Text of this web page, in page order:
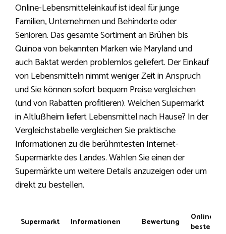
Online-Lebensmitteleinkauf ist ideal für junge
Familien, Unternehmen und Behinderte oder
Senioren. Das gesamte Sortiment an Brühen bis
Quinoa von bekannten Marken wie Maryland und
auch Baktat werden problemlos geliefert. Der Einkauf
von Lebensmitteln nimmt weniger Zeit in Anspruch
und Sie können sofort bequem Preise vergleichen
(und von Rabatten profitieren). Welchen Supermarkt
in Altlußheim liefert Lebensmittel nach Hause? In der
Vergleichstabelle vergleichen Sie praktische
Informationen zu die berühmtesten Internet-
Supermärkte des Landes. Wählen Sie einen der
Supermärkte um weitere Details anzuzeigen oder um
direkt zu bestellen.
Supermarkt Informationen Bewertung
Online
bestellen